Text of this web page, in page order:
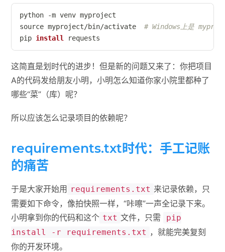
source myproject/bin/activate # Windows上是
pip install requests
这简直是划时代的进步！但是新的问题又来了：你把项目
A的代码发给朋友小明，小明怎么知道你家小院里都种了
哪些“菜”（库）呢？
所以应该怎么记录项目的依赖呢？
requirements.txt时代：手工记账
的痛苦
于是大家开始用 requirements.txt 来记录依赖，只
需要如下命令，像拍快照一样，“咔嚓”一声全记录下来。
小明拿到你的代码和这个 txt 文件，只需
pip
install -r requirements.txt ，就能完美复刻
你的开发环境。